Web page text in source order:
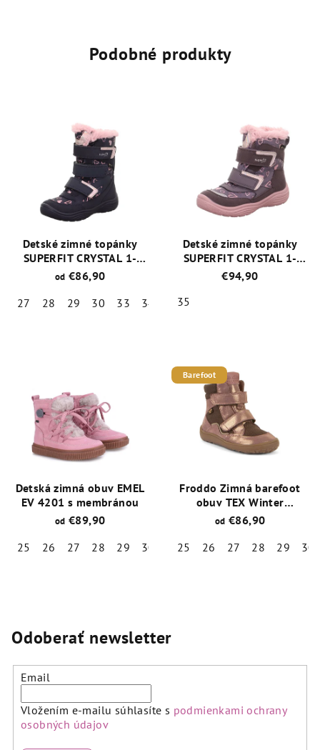
hviezdičiek.
Podobné produkty
Detské zimné topánky
SUPERFIT CRYSTAL 1-
009090-8020
od €86,90
27
28 29 30 33 34
35
z
5
hviezdičiek.
Detské zimné topánky
SUPERFIT CRYSTAL 1-
009091-8510
€94,90
35
5,0
z
5
hviezdičiek.
Detská zimná obuv EMEL
EV 4201 s membránou
od €89,90
25
26 27 28 29 30 31 32 33 34
35
4,5
z
Barefoot
Froddo Zimná barefoot
obuv TEX Winter
Pink/Gold
od €86,90
25
26 27 28 29
30
Odoberať newsletter
Email
Vložením e-mailu súhlasíte s podmienkami ochrany
osobných údajov